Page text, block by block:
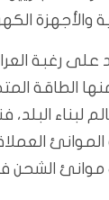
على رغبة
الطاقة
لبناء
الموانئ
الشحن في